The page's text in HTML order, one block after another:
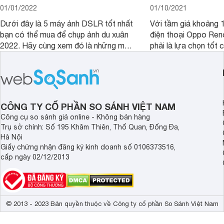
01/01/2022
Dưới đây là 5 máy ảnh DSLR tốt nhất
bạn có thể mua để chụp ảnh du xuân
2022. Hãy cùng xem đó là những mẫu
01/10/2021
Với tầm giá khoảng
điện thoại Oppo
phải là lựa chọn tốt
CÔNG TY CỔ PHẦN SO SÁNH VIỆT NAM
Công cụ so sánh giá online - Không bán hàng
Trụ sở chính: Số 195 Khâm Thiên, Thổ Quan, Đống Đa,
Hà Nội
Giấy chứng nhận đăng ký kinh doanh số 0106373516,
cấp ngày 02/12/2013
© 2013 - 2023 Bản quyền thuộc về Công ty cổ phần So Sánh Việt Nam